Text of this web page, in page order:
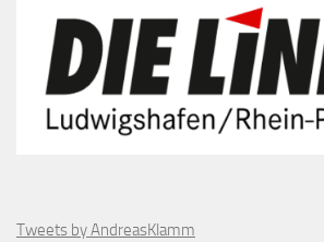
Tweets by AndreasKlamm